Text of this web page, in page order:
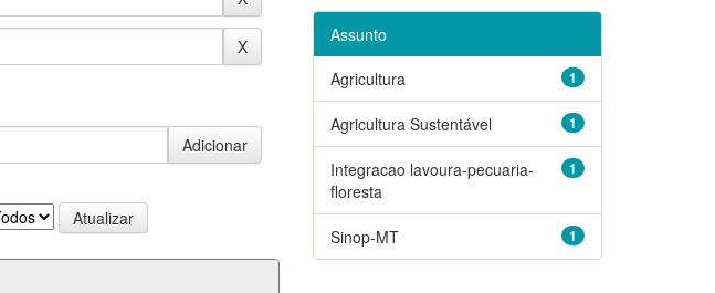
Assunto
1
Agricultura
1
Agricultura Sustentável
1
Integracao lavoura-pecuaria-
floresta
1
Sinop-MT